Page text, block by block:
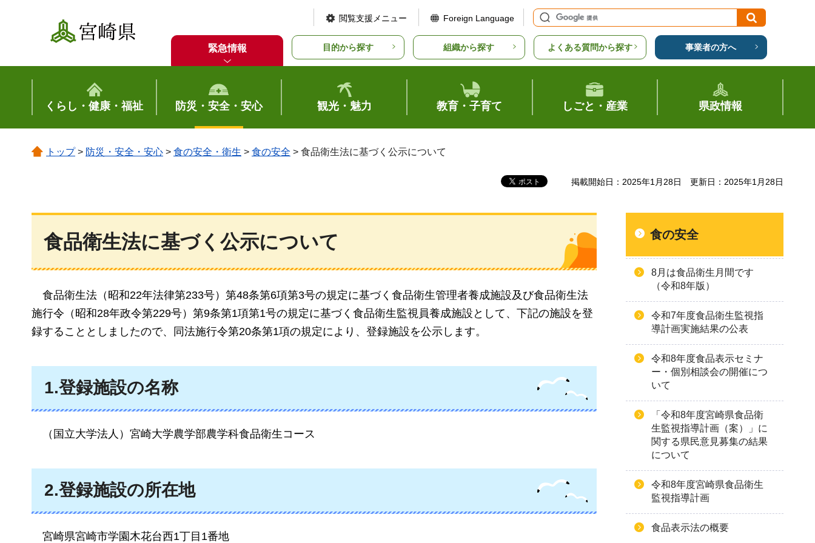
宮崎県
閲覧支援メニュー Foreign Language
緊急情報 目的から探す 組織から探す よくある質問から探す 事業者の方へ
くらし・健康・福祉 防災・安全・安心 観光・魅力 教育・子育て しごと・産業 県政情報
トップ> 防災・安全・安心 > 食の安全・衛生 > 食の安全 > 食品衛生法に基づく公示について
掲載開始日：2025年1月28日 更新日：2025年1月28日
食品衛生法に基づく公示について
食品衛生法（昭和22年法律第233号）第48条第6項第3号の規定に基づく食品衛生管理者養成施設及び食品衛生法
施行令（昭和28年政令第229号）第9条第1項第1号の規定に基づく食品衛生監視員養成施設として、下記の施設を登
録することとしましたので、同法施行令第20条第1項の規定により、登録施設を公示します。
1.登録施設の名称
（国立大学法人）宮崎大学農学部農学科食品衛生コース
2.登録施設の所在地
宮崎県宮崎市学園木花台西1丁目1番地
食の安全
8月は食品衛生月間です
（令和8年版）
令和7年度食品衛生監視指
導計画実施結果の公表
令和8年度食品表示セミナ
ー・個別相談会の開催につ
いて
「令和8年度宮崎県食品衛
生監視指導計画（案）」に
関する県民意見募集の結果
について
令和8年度宮崎県食品衛生
監視指導計画
食品表示法の概要